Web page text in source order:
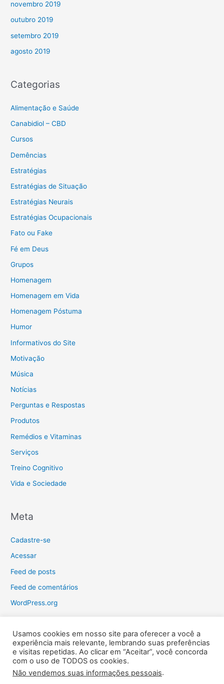
novembro 2019
outubro 2019
setembro 2019
agosto 2019
Categorias
Alimentação e Saúde
Canabidiol – CBD
Cursos
Demências
Estratégias
Estratégias de Situação
Estratégias Neurais
Estratégias Ocupacionais
Fato ou Fake
Fé em Deus
Grupos
Homenagem
Homenagem em Vida
Homenagem Póstuma
Humor
Informativos do Site
Motivação
Música
Notícias
Perguntas e Respostas
Produtos
Remédios e Vitaminas
Serviços
Treino Cognitivo
Vida e Sociedade
Meta
Cadastre-se
Acessar
Feed de posts
Feed de comentários
WordPress.org
Força, fé e amor!
Usamos cookies em nosso site para oferecer a você a
experiência mais relevante, lembrando suas preferências
e visitas repetidas. Ao clicar em “Aceitar”, você concorda
com o uso de TODOS os cookies.
Não vendemos suas informações pessoais.